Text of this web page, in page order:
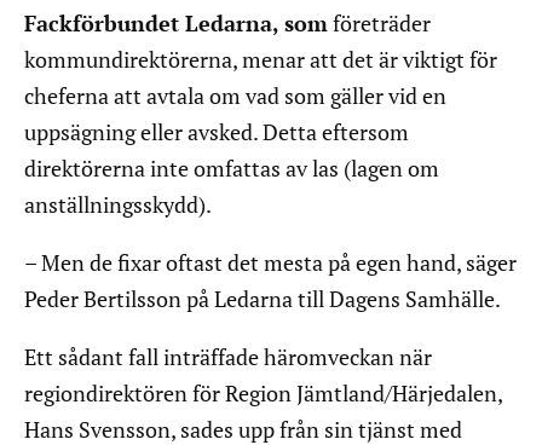
Fackförbundet Ledarna, som företräder
kommundirektörerna, menar att det är viktigt för
cheferna att avtala om vad som gäller vid en
uppsägning eller avsked. Detta eftersom
direktörerna inte omfattas av las (lagen om
anställningsskydd).
– Men de fixar oftast det mesta på egen hand, säger
Peder Bertilsson på Ledarna till Dagens Samhälle.
Ett sådant fall inträffade häromveckan när
regiondirektören för Region Jämtland/Härjedalen,
Hans Svensson, sades upp från sin tjänst med